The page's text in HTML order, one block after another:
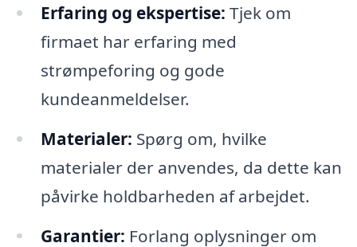
Erfaring og ekspertise: Tjek om
firmaet har erfaring med
strømpeforing og gode
kundeanmeldelser.
Materialer: Spørg om, hvilke
materialer der anvendes, da dette kan
påvirke holdbarheden af arbejdet.
Garantier: Forlang oplysninger om